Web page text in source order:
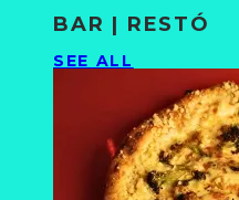
BAR | RESTÓ
SEE ALL